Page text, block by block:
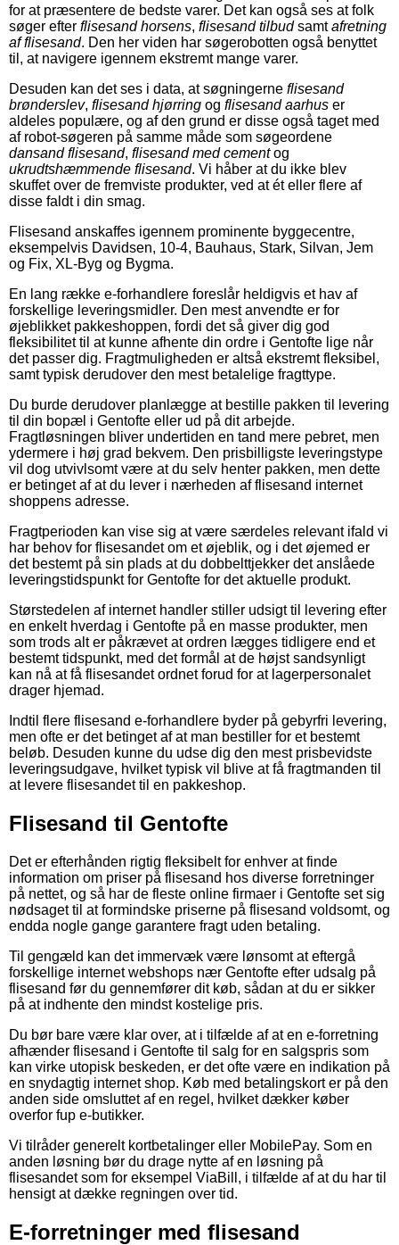
for at præsentere de bedste varer. Det kan også ses at folk
søger efter flisesand horsens, flisesand tilbudsamtafretning
af flisesand. Den her viden har søgerobotten også benyttet
til, at navigere igennem ekstremt mange varer.
Desuden kan det ses i data, at søgningerne flisesand
brønderslev, flisesand hjørring og flisesand aarhus er
aldeles populære, og af den grund er disse også taget med
af robot-søgeren på samme måde som søgeordene
dansand flisesand, flisesand med cementog
ukrudtshæmmende flisesand. Vi håber at du ikke blev
skuffet over de fremviste produkter, ved at ét eller flere af
disse faldt i din smag.
Flisesand anskaffes igennem prominente byggecentre,
eksempelvis Davidsen, 10-4, Bauhaus, Stark, Silvan, Jem
og Fix, XL-Byg og Bygma.
En lang række e-forhandlere foreslår heldigvis et hav af
forskellige leveringsmidler. Den mest anvendte er for
øjeblikket pakkeshoppen, fordi det så giver dig god
fleksibilitet til at kunne afhente din ordre i Gentofte lige når
det passer dig. Fragtmuligheden er altså ekstremt fleksibel,
samt typisk derudover den mest betalelige fragttype.
Du burde derudover planlægge at bestille pakken til levering
til din bopæl i Gentofte eller ud på dit arbejde.
Fragtløsningen bliver undertiden en tand mere pebret, men
ydermere i høj grad bekvem. Den prisbilligste leveringstype
vil dog utvivlsomt være at du selv henter pakken, men dette
er betinget af at du lever i nærheden af flisesand internet
shoppens adresse.
Fragtperioden kan vise sig at være særdeles relevant ifald vi
har behov for flisesandet om et øjeblik, og i det øjemed er
det bestemt på sin plads at du dobbelttjekker det anslåede
leveringstidspunkt for Gentofte for det aktuelle produkt.
Størstedelen af internet handler stiller udsigt til levering efter
en enkelt hverdag i Gentofte på en masse produkter, men
som trods alt er påkrævet at ordren lægges tidligere end et
bestemt tidspunkt, med det formål at de højst sandsynligt
kan nå at få flisesandet ordnet forud for at lagerpersonalet
drager hjemad.
Indtil flere flisesand e-forhandlere byder på gebyrfri levering,
men ofte er det betinget af at man bestiller for et bestemt
beløb. Desuden kunne du udse dig den mest prisbevidste
leveringsudgave, hvilket typisk vil blive at få fragtmanden til
at levere flisesandet til en pakkeshop.
Flisesand til Gentofte
Det er efterhånden rigtig fleksibelt for enhver at finde
information om priser på flisesand hos diverse forretninger
på nettet, og så har de fleste online firmaer i Gentofte set sig
nødsaget til at formindske priserne på flisesand voldsomt, og
endda nogle gange garantere fragt uden betaling.
Til gengæld kan det immervæk være lønsomt at eftergå
forskellige internet webshops nær Gentofte efter udsalg på
flisesand før du gennemfører dit køb, sådan at du er sikker
på at indhente den mindst kostelige pris.
Du bør bare være klar over, at i tilfælde af at en e-forretning
afhænder flisesand i Gentofte til salg for en salgspris som
kan virke utopisk beskeden, er det ofte være en indikation på
en snydagtig internet shop. Køb med betalingskort er på den
anden side omsluttet af en regel, hvilket dækker køber
overfor fup e-butikker.
Vi tilråder generelt kortbetalinger eller MobilePay. Som en
anden løsning bør du drage nytte af en løsning på
flisesandet som for eksempel ViaBill, i tilfælde af at du har til
hensigt at dække regningen over tid.
E-forretninger med flisesand